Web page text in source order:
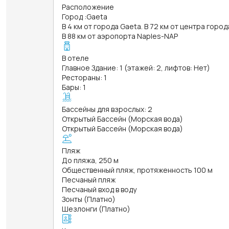
Расположение
Город :Gaeta
В 4 км от города Gaeta. В 72 км от центра
В 88 км от аэропорта Naples-NAP
В отеле
Главное Здание: 1 (этажей: 2, лифтов: Нет)
Рестораны: 1
Бары: 1
Бассейны для взрослых: 2
Открытый Бассейн (Морская вода)
Открытый Бассейн (Морская вода)
Пляж
До пляжа, 250 м
Общественный пляж, протяженность 100 м
Песчаный пляж
Песчаный вход в воду
Зонты (Платно)
Шезлонги (Платно)